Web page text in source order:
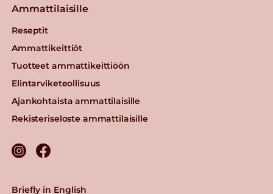
Ammattilaisille
Reseptit
Ammattikeittiöt
Tuotteet ammattikeittiöön
Elintarviketeollisuus
Ajankohtaista ammattilaisille
Rekisteriseloste ammattilaisille
Briefly in English